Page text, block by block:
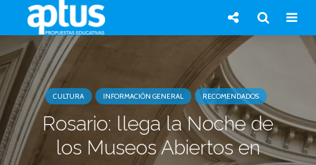
CULTURA INFORMACIÓN GENERAL RECOMENDADOS
Rosario: llega la Noche de
los Museos Abiertos en